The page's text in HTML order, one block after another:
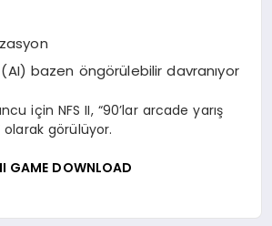
bazen öngörülebilir davranıyor
için NFS II, “90’lar arcade yarış
görülüyor.
GAME DOWNLOAD